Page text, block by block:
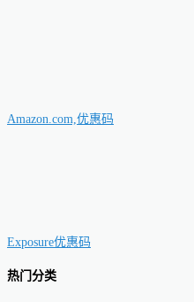
Amazon.com,优惠码
Exposure优惠码
热门分类